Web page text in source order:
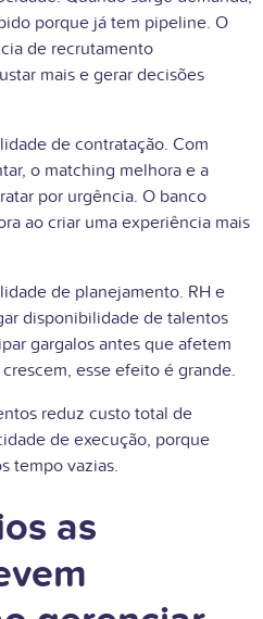
porque já tem pipeline. O
de recrutamento
mais e gerar decisões
de contratação. Com
o matching melhora e a
por urgência. O banco
ao criar uma experiência mais
de planejamento. RH e
disponibilidade de talentos
gargalos antes que afetem
esse efeito é grande.
reduz custo total de
de execução, porque
tempo vazias.
as